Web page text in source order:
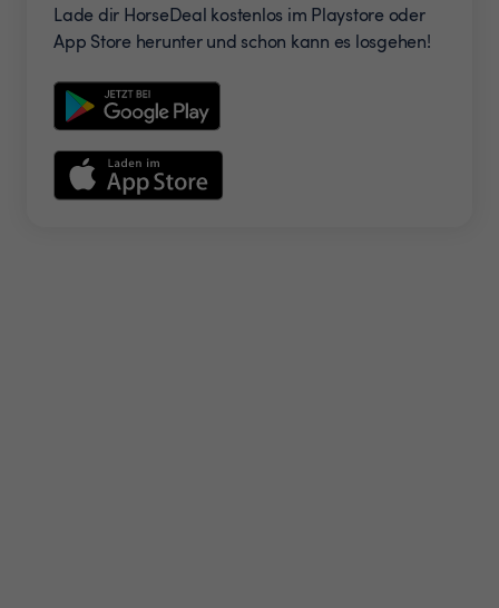
Lade dir HorseDeal kostenlos im Playstore oder
App Store herunter und schon kann es losgehen!